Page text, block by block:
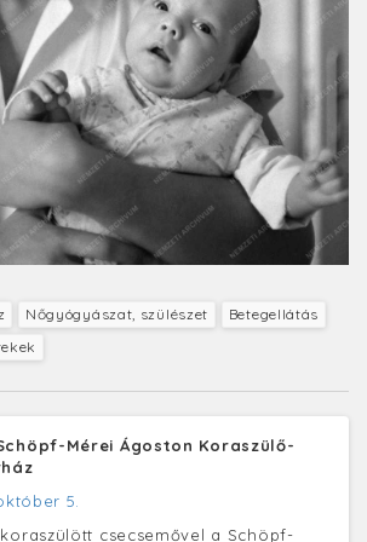
Nőgyógyászat, szülészet
Betegellátás
Mérei Ágoston Koraszülő-
5.
csecsemővel a Schöpf-